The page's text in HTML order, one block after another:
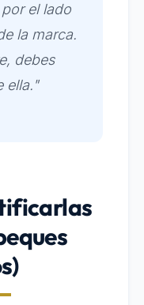
el lado
la marca.
debes
ella."